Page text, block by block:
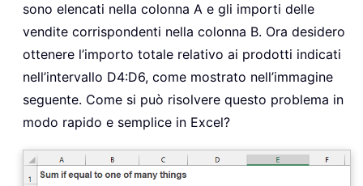
sono elencati nella colonna A e gli importi delle
vendite corrispondenti nella colonna B. Ora desidero
ottenere l’importo totale relativo ai prodotti indicati
nell’intervallo D4:D6, come mostrato nell’immagine
seguente. Come si può risolvere questo problema in
modo rapido e semplice in Excel?